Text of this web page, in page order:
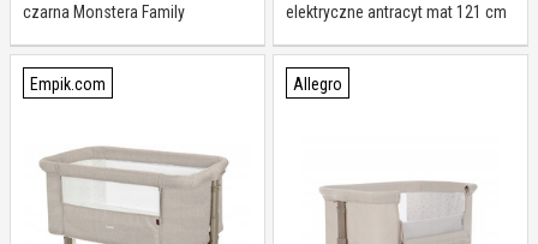
czarna Monstera Family
elektryczne antracyt mat 121 cm
Empik.com Allegro